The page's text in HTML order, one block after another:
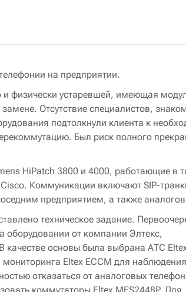
на предприятии.
физически устаревшей, имеющая
Отсутствие специалистов,
подтолкнули клиента к
Был риск полного
HiPatch 3800 и 4000, работающие в
Коммуникации включают SIP-
предприятием, а также
техническое задание.
оборудовании от компании Элтекс,
качестве основы была выбрана АТС
Eltex ECCM для
отказаться от аналоговых